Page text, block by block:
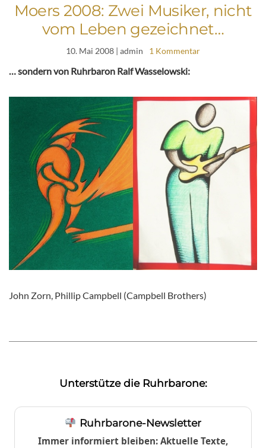
Moers 2008: Zwei Musiker, nicht
vom Leben gezeichnet…
10. Mai 2008 | admin 1 Kommentar
… sondern von Ruhrbaron Ralf Wasselowski:
John Zorn, Phillip Campbell (Campbell Brothers)
Unterstütze die Ruhrbarone:
Ruhrbarone-Newsletter
Immer informiert bleiben: Aktuelle Texte,